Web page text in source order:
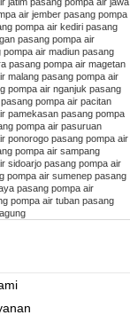
air jember pasang pompa
pompa air kediri pasang
pasang pompa air
pompa air madiun pasang
pasang pompa air magetan
malang pasang pompa air
pompa air nganjuk pasang
pasang pompa air pacitan
pamekasan pasang pompa
pompa air pasuruan
ponorogo pasang pompa air
pompa air sampang
sidoarjo pasang pompa air
pompa air sumenep pasang
pasang pompa air
pompa air tuban pasang